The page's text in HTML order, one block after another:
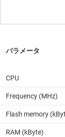
CPU
Frequency (MHz)
Flash memory
RAM (kByte)